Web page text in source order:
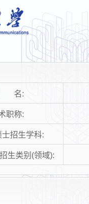
名:
职称:
招生学科:
生类别(领域):